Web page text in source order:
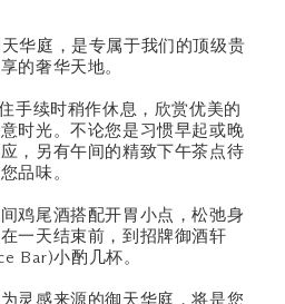
华庭，是专属于我们的顶级贵
的奢华天地。
手续时稍作休息，欣赏优美的
时光。不论您是习惯早起或晚
，另有午间的精致下午茶点待
您品味。
鸡尾酒搭配开胃小点，松弛身
一天结束前，到招牌御酒轩
Bar)小酌几杯。
灵感来源的御天华庭，将是您